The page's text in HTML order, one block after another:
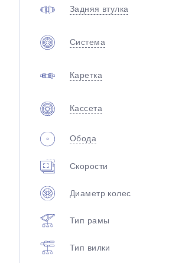
Задняя втулка
Система
Каретка
Кассета
Обода
Скорости
Диаметр колес
Тип рамы
Тип вилки